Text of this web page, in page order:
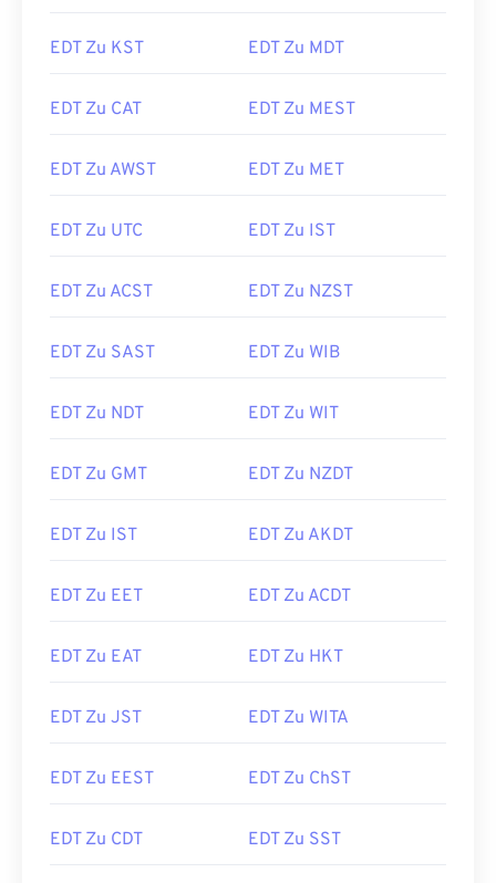
EDT Zu KST EDT Zu MDT
EDT Zu CAT EDT Zu MEST
EDT Zu AWST EDT Zu MET
EDT Zu UTC EDT Zu IST
EDT Zu ACST EDT Zu NZST
EDT Zu SAST EDT Zu WIB
EDT Zu NDT EDT Zu WIT
EDT Zu GMT EDT Zu NZDT
EDT Zu IST EDT Zu AKDT
EDT Zu EET EDT Zu ACDT
EDT Zu EAT EDT Zu HKT
EDT Zu JST EDT Zu WITA
EDT Zu EEST EDT Zu ChST
EDT Zu CDT EDT Zu SST